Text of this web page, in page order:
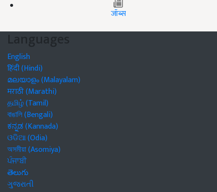
जॉब्स
Languages
English
हिंदी (Hindi)
മലയാളം (Malayalam)
मराठी (Marathi)
தமிழ் (Tamil)
বাঙালি (Bengali)
ಕನ್ನಡ (Kannada)
ଓଡିଆ (Odia)
অসমীয়া (Asomiya)
ਪੰਜਾਬੀ
తెలుగు
ગુજરાતી